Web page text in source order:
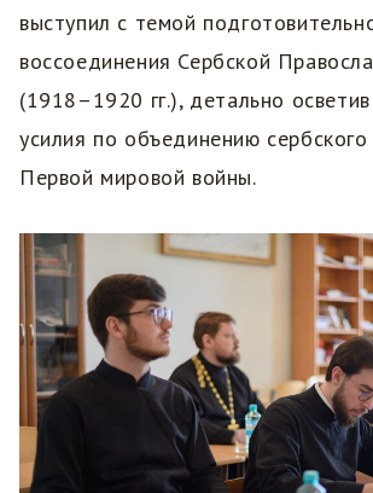
выступил с темой
воссоединения Сербской
(1918–1920 гг.), детально
усилия по объединению
Первой мировой войны.